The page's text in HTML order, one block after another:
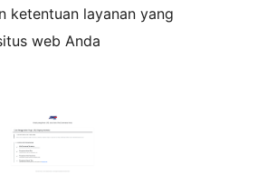
ketentuan layanan yang
web Anda